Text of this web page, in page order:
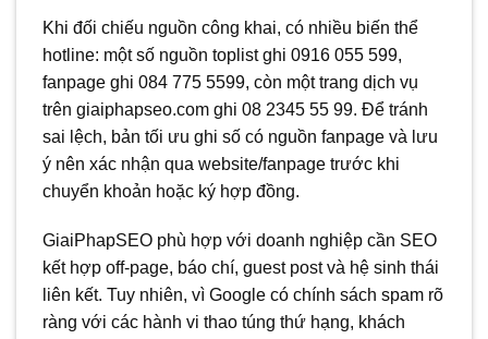
Khi đối chiếu nguồn công khai, có nhiều biến thể
hotline: một số nguồn toplist ghi 0916 055 599,
fanpage ghi 084 775 5599, còn một trang dịch vụ
trên giaiphapseo.com ghi 08 2345 55 99. Để tránh
sai lệch, bản tối ưu ghi số có nguồn fanpage và lưu
ý nên xác nhận qua website/fanpage trước khi
chuyển khoản hoặc ký hợp đồng.
GiaiPhapSEO phù hợp với doanh nghiệp cần SEO
kết hợp off-page, báo chí, guest post và hệ sinh thái
liên kết. Tuy nhiên, vì Google có chính sách spam rõ
ràng với các hành vi thao túng thứ hạng, khách